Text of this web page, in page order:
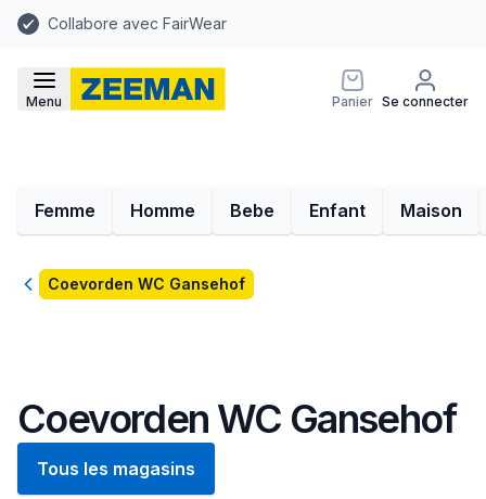
Collabore avec FairWear
Menu Panier Se connecter
Femme Homme Bebe Enfant Maison
RetourCoevorden WC Gansehof
Coevorden WC Gansehof
Tous les magasins